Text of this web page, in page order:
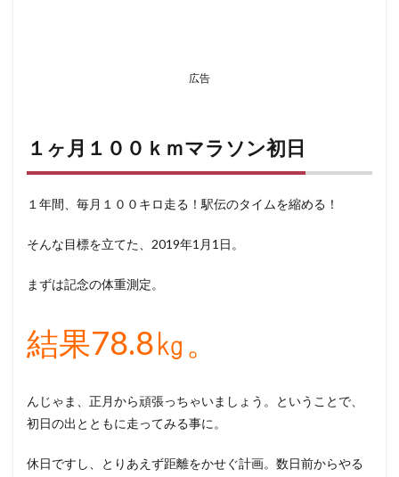
広告
１ヶ月１００ｋｍマラソン初日
１年間、毎月１００キロ走る！駅伝のタイムを縮める！
そんな目標を立てた、2019年1月1日。
まずは記念の体重測定。
結果78.8㎏。
んじゃま、正月から頑張っちゃいましょう。ということで、
初日の出とともに走ってみる事に。
休日ですし、とりあえず距離をかせぐ計画。数日前からやる